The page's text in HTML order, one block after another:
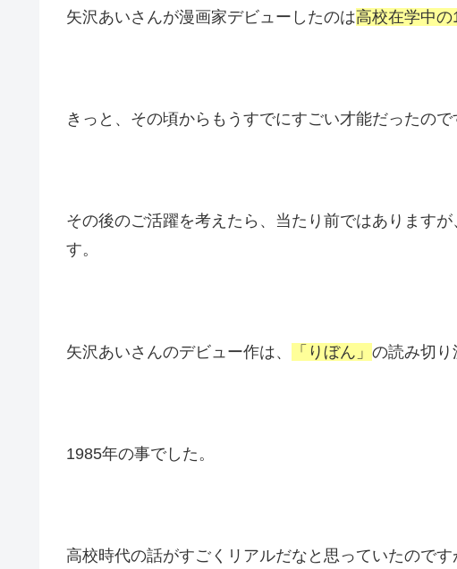
矢沢あいさんが漫画家デビューしたのは高校在学中
きっと、その頃からもうすでにすごい才能だったので
その後のご活躍を考えたら、当たり前ではあります
す。
矢沢あいさんのデビュー作は、 「りぼん」 の読み切り
1985年の事でした。
高校時代の話がすごくリアルだなと思っていたので